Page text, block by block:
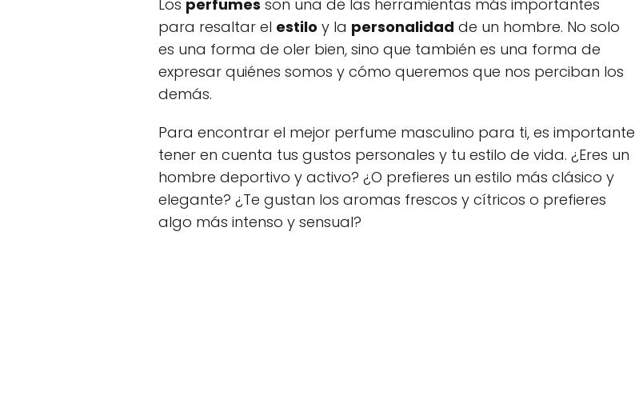
Los perfumes son una de las herramientas más importantes
para resaltar el estilo y la personalidad de un hombre. No solo
es una forma de oler bien, sino que también es una forma de
expresar quiénes somos y cómo queremos que nos perciban los
demás.
Para encontrar el mejor perfume masculino para ti, es importante
tener en cuenta tus gustos personales y tu estilo de vida. ¿Eres un
hombre deportivo y activo? ¿O prefieres un estilo más clásico y
elegante? ¿Te gustan los aromas frescos y cítricos o prefieres
algo más intenso y sensual?